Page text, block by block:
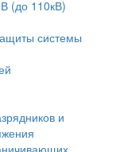
(до 110кВ)
системы
и